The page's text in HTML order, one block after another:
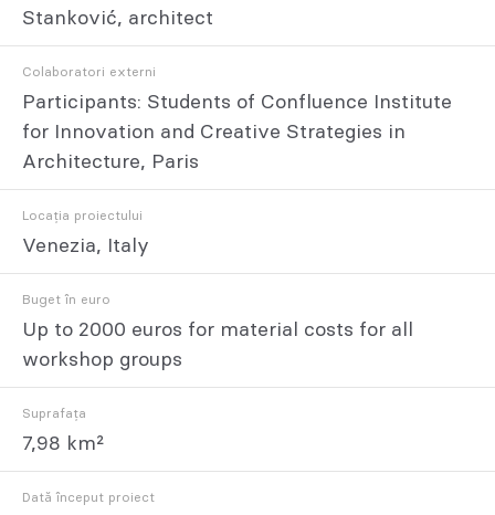
Stanković, architect
Colaboratori externi
Participants: Students of Confluence Institute
for Innovation and Creative Strategies in
Architecture, Paris
Locația proiectului
Venezia, Italy
Buget în euro
Up to 2000 euros for material costs for all
workshop groups
Suprafața
7,98 km²
Dată început proiect